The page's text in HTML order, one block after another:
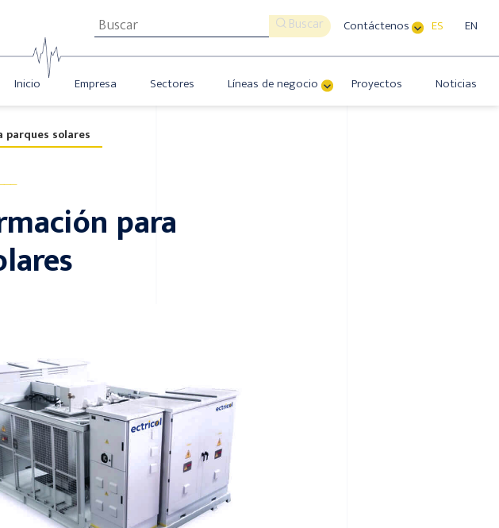
Buscar Contáctenos ES EN
Inicio Empresa Sectores Líneas de negocio Proyectos Noticias
solares
para